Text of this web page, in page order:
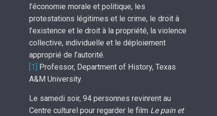
l’économie morale et politique, les
protestations légitimes et le crime, le droit à
l’existence et le droit à la propriété, la violence
collective, individuelle et le déploiement
approprié de l’autorité.
[1]
Professor, Department of History, Texas
A&M University.
Le samedi soir, 94 personnes revinrent au
Centre culturel pour regarder le film Le pain et